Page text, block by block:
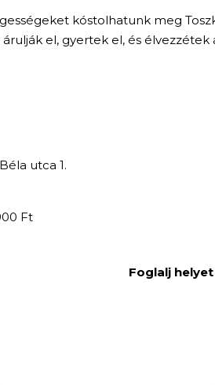
kóstolhatunk meg
el, gyertek el, és élvezzétek
utca 1.
Ft
Foglalj